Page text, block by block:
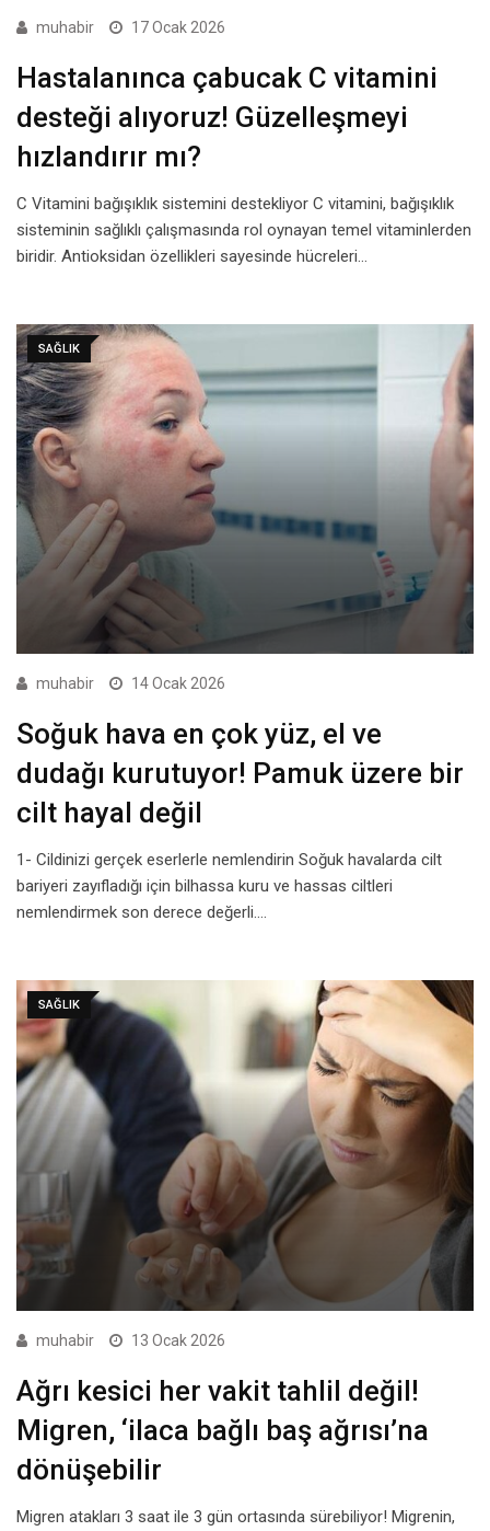
muhabir 17 Ocak 2026
Hastalanınca çabucak C vitamini
desteği alıyoruz! Güzelleşmeyi
hızlandırır mı?
C Vitamini bağışıklık sistemini destekliyor C vitamini, bağışıklık
sisteminin sağlıklı çalışmasında rol oynayan temel vitaminlerden
biridir. Antioksidan özellikleri sayesinde hücreleri…
SAĞLIK
muhabir 14 Ocak 2026
Soğuk hava en çok yüz, el ve
dudağı kurutuyor! Pamuk üzere bir
cilt hayal değil
1- Cildinizi gerçek eserlerle nemlendirin Soğuk havalarda cilt
bariyeri zayıfladığı için bilhassa kuru ve hassas ciltleri
nemlendirmek son derece değerli.…
SAĞLIK
muhabir 13 Ocak 2026
Ağrı kesici her vakit tahlil değil!
Migren, ‘ilaca bağlı baş ağrısı’na
dönüşebilir
Migren atakları 3 saat ile 3 gün ortasında sürebiliyor! Migrenin,